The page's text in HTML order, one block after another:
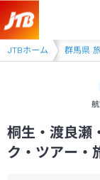
JTBホーム
群馬県 群馬県
桐生・渡良瀬
ク・ツアー・